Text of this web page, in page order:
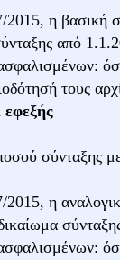
2015, η βασική
από
τους
σύνταξης
2015, η